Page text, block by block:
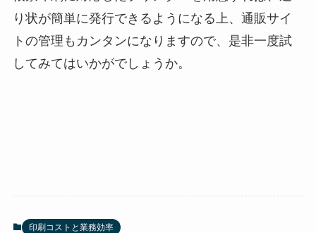
り状が簡単に発行できるようになる上、通販サイ
トの管理もカンタンになりますので、是非一度試
してみてはいかがでしょうか。
印刷コストと業務効率